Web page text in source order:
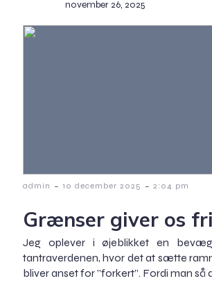
november 26, 2025
admin - 10 december 2025 - 2:04 pm
Grænser giver os
Jeg oplever i øjeblikket en
tantraverdenen, hvor det at sætte
bliver anset for ”forkert”. Fordi man så